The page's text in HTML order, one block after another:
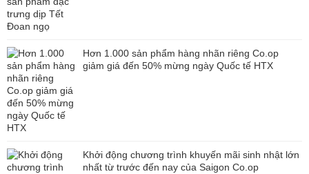
Hơn 1.000 sản phẩm hàng nhãn riêng Co.op
giảm giá đến 50% mừng ngày Quốc tế HTX
Khởi động chương trình khuyến mãi sinh nhật lớn
nhất từ trước đến nay của Saigon Co.op